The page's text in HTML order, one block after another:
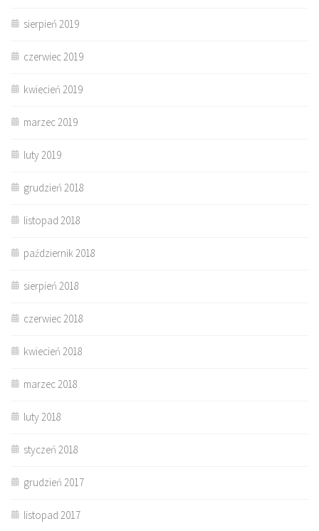
sierpień 2019
czerwiec 2019
kwiecień 2019
marzec 2019
luty 2019
grudzień 2018
listopad 2018
październik 2018
sierpień 2018
czerwiec 2018
kwiecień 2018
marzec 2018
luty 2018
styczeń 2018
grudzień 2017
listopad 2017